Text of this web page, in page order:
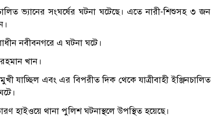
ভ্যানের সংঘর্ষের ঘটনা ঘটেছে। এতে নারী-শিশুসহ ৩ জন
নবীবনগরে এ ঘটনা ঘটে।
খান।
যাচ্ছিল এবং এর বিপরীত দিক থেকে যাত্রীবাহী ইঞ্জিনচালিত
থানা পুলিশ ঘটনাস্থলে উপস্থিত হয়েছে।